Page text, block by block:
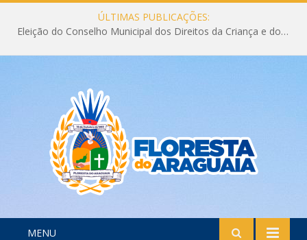
ÚLTIMAS PUBLICAÇÕES:
Eleição do Conselho Municipal dos Direitos da Criança e do Adolescente CMDCA 2026
MENU